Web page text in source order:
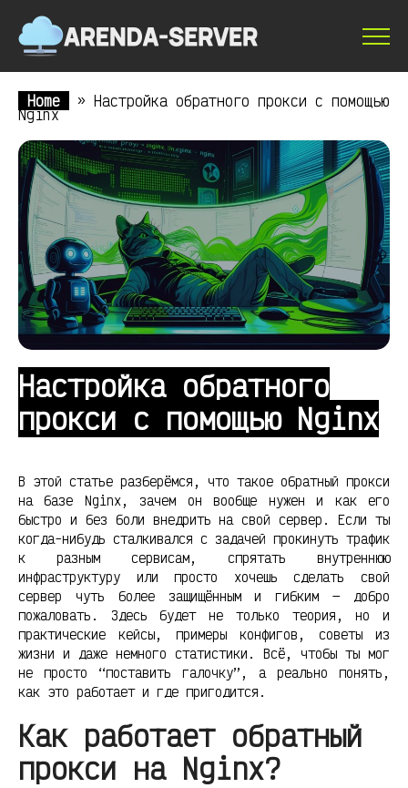
Home » Настройка обратного прокси с помощью
Nginx
Настройка обратного
прокси с помощью Nginx
В этой статье разберёмся, что такое обратный прокси
на базе Nginx, зачем он вообще нужен и как его
быстро и без боли внедрить на свой сервер. Если ты
когда-нибудь сталкивался с задачей прокинуть трафик
к разным сервисам, спрятать внутреннюю
инфраструктуру или просто хочешь сделать свой
сервер чуть более защищённым и гибким — добро
пожаловать. Здесь будет не только теория, но и
практические кейсы, примеры конфигов, советы из
жизни и даже немного статистики. Всё, чтобы ты мог
не просто “поставить галочку”, а реально понять,
как это работает и где пригодится.
Как работает обратный
прокси на Nginx?